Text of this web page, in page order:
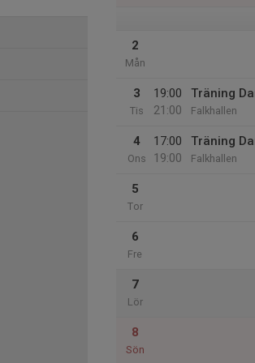
2
Mån
3
Tis
19:00
21:00
Träning
Falkhallen
4
Ons
17:00
19:00
Träning
Falkhallen
5
Tor
6
Fre
7
Lör
8
Sön